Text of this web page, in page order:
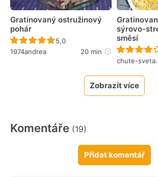
Gratinovaný ostružinový
pohár
Recept ještě nebyl hodnocen
5,0
1974andrea
20 min
sýrovo-
směsí
chute-
Zobrazit více
Komentáře (19)
Přidat komentář